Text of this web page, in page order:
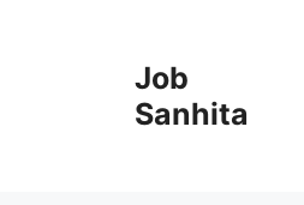
Job
Sanhita